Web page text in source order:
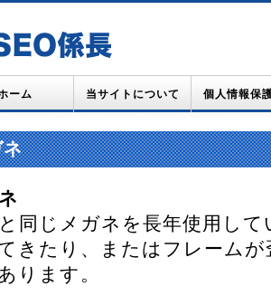
ーム 当サイトについて 個人情報保
ネ
同じメガネを長年使用し
きたり、またはフレーム
ります。